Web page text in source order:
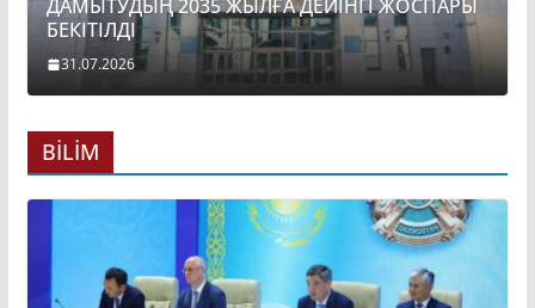
ДАМЫТУДЫҢ 2035 ЖЫЛҒА ДЕЙІНГІ ЖОСПАРЫ
БЕКІТІЛДІ
31.07.2026
BİLİM